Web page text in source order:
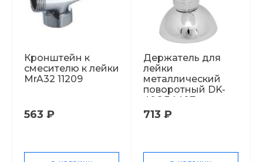
Кронштейн к
смесителю к лейки
MrA32 11209
563 ₽
Держатель для
лейки
металлический
поворотный DK-
406 34407
713 ₽